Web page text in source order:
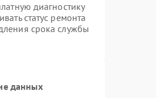
диагностику
статус ремонта
срока службы
данных